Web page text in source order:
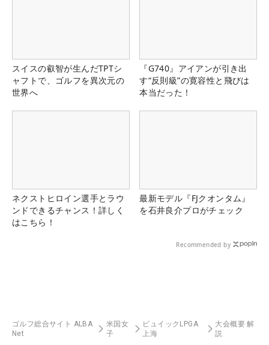
スイスの叡智が生んだTPTシ
ャフトで、ゴルフを異次元の
世界へ
『G740』アイアンが引き出
す“反則級”の寛容性と飛びは
本当だった！
ネクストヒロイン選手とラウ
ンドできるチャンス！詳しく
はこちら！
最新モデル『FJクオンタム』
を石井良介プロがチェック
Recommended by
ゴルフ総合サイト ALBA
Net
米国女
子
ビュイックLPGA
上海
大会概要 解
説